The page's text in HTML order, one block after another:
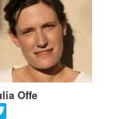
Offe